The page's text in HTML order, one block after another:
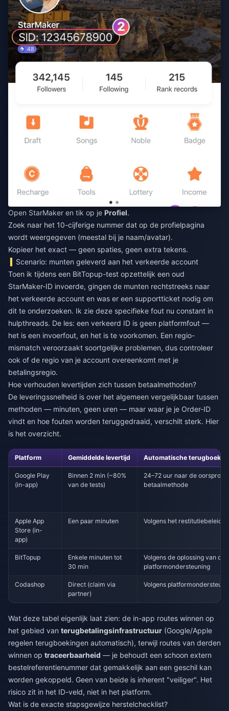
Open StarMaker en tik op je Profiel.
Zoek naar het 10-cijferige nummer dat op de profielpagina
wordt weergegeven (meestal bij je naam/avatar).
Kopieer het exact — geen spaties, geen extra tekens.
Scenario: munten geleverd aan het verkeerde account
Toen ik tijdens een BitTopup-test opzettelijk een oud
StarMaker-ID invoerde, gingen de munten rechtstreeks naar
het verkeerde account en was er een supportticket nodig om
dit te onderzoeken. Ik zie deze specifieke fout nu constant in
hulpthreads. De les: een verkeerd ID is geen platformfout —
het is een invoerfout, en het is te voorkomen. Een regio-
mismatch veroorzaakt soortgelijke problemen, dus controleer
ook of de regio van je account overeenkomt met je
betalingsregio.
Hoe verhouden levertijden zich tussen betaalmethoden?
De leveringssnelheid is over het algemeen vergelijkbaar tussen
methoden — minuten, geen uren — maar waar je je Order-ID
vindt en hoe fouten worden teruggedraaid, verschilt sterk. Hier
is het overzicht.
Platform Gemiddelde levertijd Automatische
Google Play
(in-app)
Binnen 2 min (~80%
van de tests)
24–72 uur naar de
betaalmethode
Apple App
Store (in-
app)
Een paar minuten Volgens het restitutiebeleid
BitTopup
Enkele minuten tot
30 min
Volgens de oplossing van de
platformondersteuning
Codashop
Direct (claim via
partner)
Volgens
Wat deze tabel eigenlijk laat zien: de in-app routes winnen op
het gebied van terugbetalingsinfrastructuur (Google/Apple
regelen terugboekingen automatisch), terwijl routes van derden
winnen op traceerbaarheid — je behoudt een schoon extern
bestelreferentienummer dat gemakkelijk aan een geschil kan
worden gekoppeld. Geen van beide is inherent "veiliger". Het
risico zit in het ID-veld, niet in het platform.
Wat is de exacte stapsgewijze herstelchecklist?